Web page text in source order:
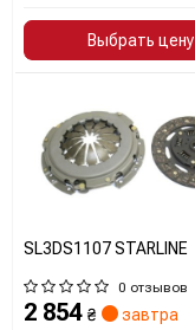
Выбрать цену
SL3DS1107 STARLINE
0 отзывов
2 854 ₴ завтра